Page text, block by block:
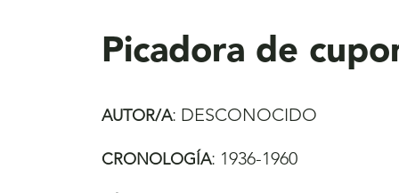
Picadora de
AUTOR/A: DESCONOCIDO
CRONOLOGÍA: 1936-1960